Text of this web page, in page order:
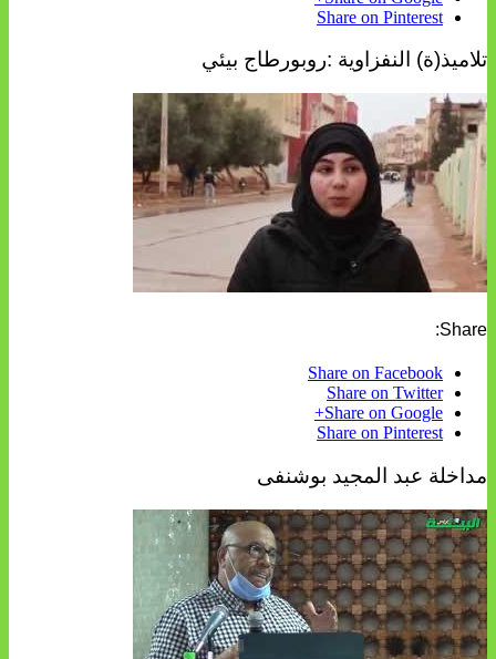
Share on Pinterest
تلاميذ(ة) النفزاوية :روبورطاج بيئي
Share:
Share on Facebook
Share on Twitter
Share on Google+
Share on Pinterest
مداخلة عبد المجيد بوشنفى